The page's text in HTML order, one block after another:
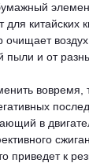
для китайских
пыли и от
вовремя,
в
приведет к